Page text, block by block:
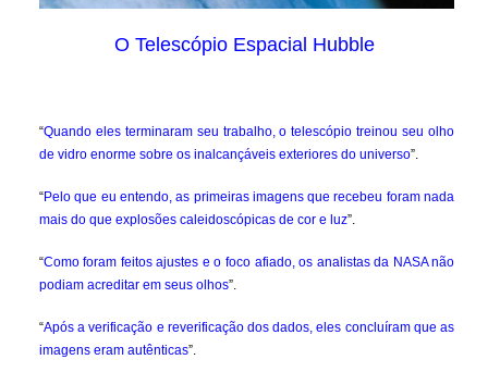
O Telescópio Espacial Hubble
“Quando eles terminaram seu trabalho, o telescópio treinou seu olho
de vidro enorme sobre os inalcançáveis exteriores do universo”.
“Pelo que eu entendo, as primeiras imagens que recebeu foram nada
mais do que explosões caleidoscópicas de cor e luz”.
“Como foram feitos ajustes e o foco afiado, os analistas da NASA não
podiam acreditar em seus olhos”.
“Após a verificação e reverificação dos dados, eles concluíram que as
imagens eram autênticas”.